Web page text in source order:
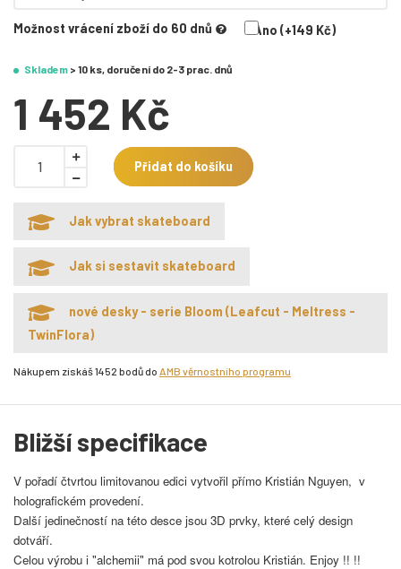
Možnost vrácení zboží do 60 dnů Ano (+149 Kč)
Skladem > 10 ks, doručení do 2-3 prac. dnů
1 452 Kč
Přidat do košíku
Jak vybrat skateboard
Jak si sestavit skateboard
nové desky - serie Bloom (Leafcut - Meltress -
TwinFlora)
Nákupem získáš 1452 bodů do AMB věrnostního programu
Bližší specifikace
V pořadí čtvrtou limitovanou edici vytvořil přímo Kristián Nguyen, v
holografickém provedení.
Další jedinečností na této desce jsou 3D prvky, které celý design
dotváří.
Celou výrobu i "alchemii" má pod svou kotrolou Kristián. Enjoy !! !!